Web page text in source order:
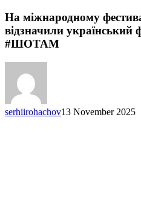
фестивалі
короткого
метру
відзначили
про
захисниць
—
#ШОТАМ
На міжнародному
відзначили
#ШОТАМ
serhiirohachov13 November 2025